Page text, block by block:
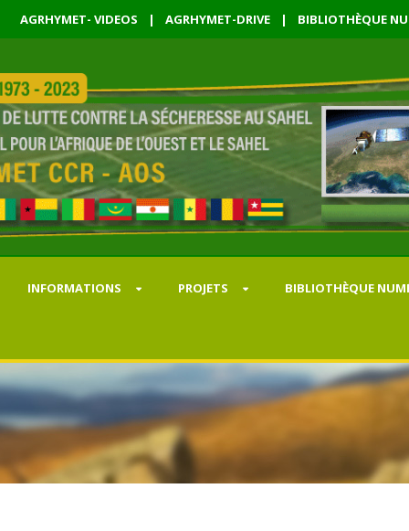
AGRHYMET- VIDEOS | AGRHYMET-DRIVE | BIBLIOTHÈQUE
INFORMATIONS PROJETS BIBLIOTHÈQUE